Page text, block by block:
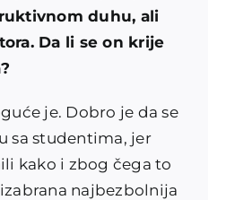
duhu, ali
Da li se on krije
je. Dobro je da se
sa studentima, jer
kako i zbog čega to
najbezbolnija